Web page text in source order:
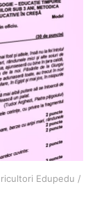
Edupedu /